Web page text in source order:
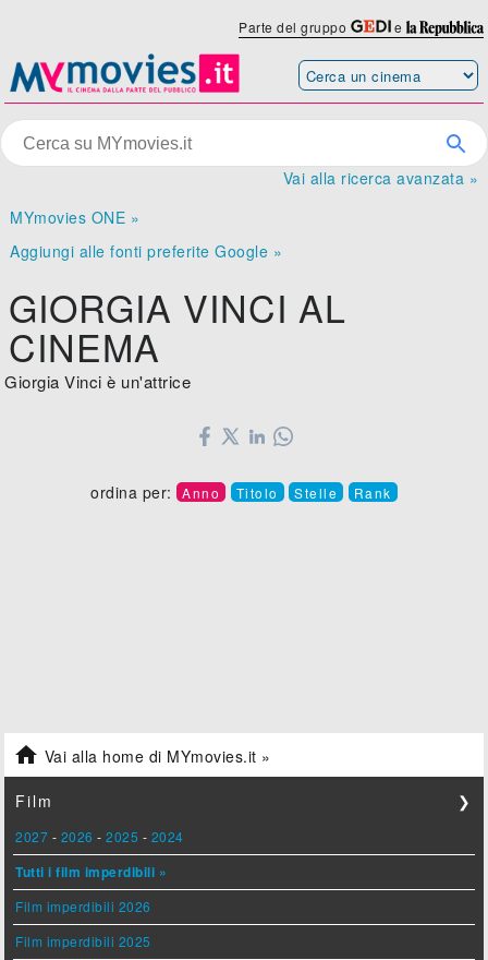
Parte del gruppo e
Vai alla ricerca avanzata »
MYmovies ONE »
Aggiungi alle fonti preferite Google »
GIORGIA VINCI AL
CINEMA
Giorgia Vinci è un'attrice
ordina per: Anno Titolo Stelle Rank
 Vai alla home di MYmovies.it »
Film ❯
2027 - 2026 -2025 - 2024
Tutti i film imperdibili »
Film imperdibili 2026
Film imperdibili 2025